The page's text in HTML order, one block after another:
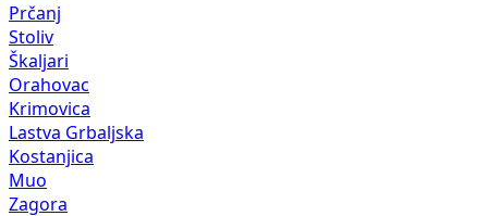
Prčanj
Stoliv
Škaljari
Orahovac
Krimovica
Lastva Grbaljska
Kostanjica
Muo
Zagora